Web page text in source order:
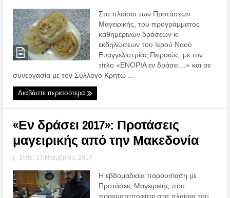
Στο πλαίσιο των Προτάσεων
Μαγειρικής, του προγράμματος
καθημερινών δράσεων κι
εκδηλώσεων του Ιερού Ναού
Ευαγγελιστρίας Πειραιώς, με τον
τίτλο «ΕΝΟΡΙΑ εν δράσει…» και σε
συνεργασία με τον Σύλλογο Κρητώ ...
Διαβάστε περισσότερα
«Εν δράσει 2017»: Προτάσεις
μαγειρικής από την Μακεδονία
| Date: 17 Νοεμβρίου, 2017
Η εβδομαδιαία παρουσίαση με
Προτάσεις Μαγειρικής που
πραγματοποιείται στα πλαίσια του